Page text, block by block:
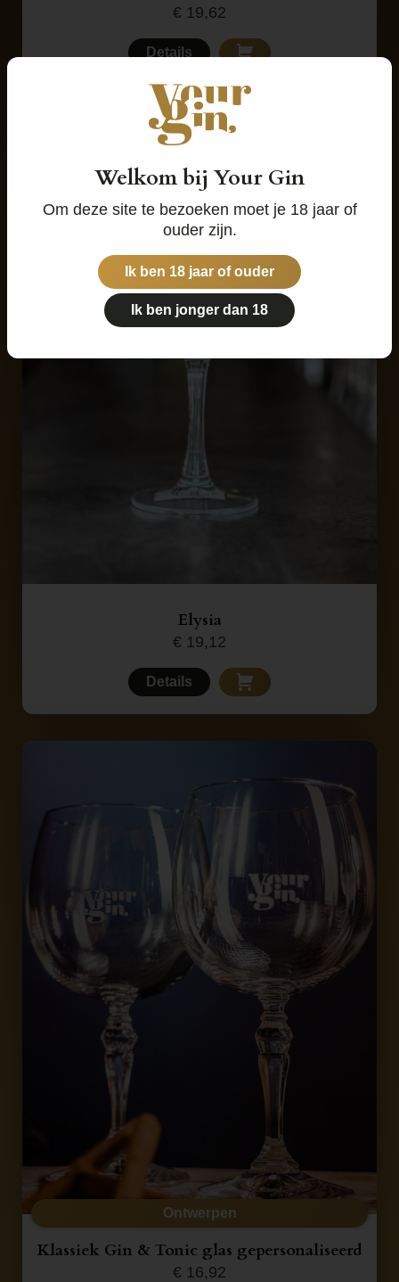
€ 19,62
Details
Elysia
€ 19,12
Details
Ontwerpen
Klassiek Gin & Tonic glas gepersonaliseerd
€ 16,92
Welkom bij Your Gin
Om deze site te bezoeken moet je 18 jaar of
ouder zijn.
Ik ben 18 jaar of ouder
Ik ben jonger dan 18